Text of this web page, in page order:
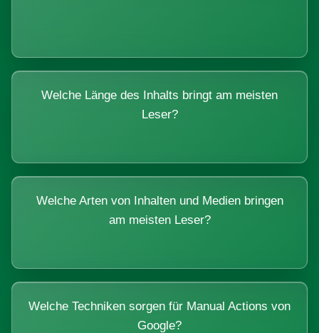
Welche Länge des Inhalts bringt am meisten
Leser?
Welche Arten von Inhalten und Medien bringen
am meisten Leser?
Welche Techniken sorgen für Manual Actions von
Google?